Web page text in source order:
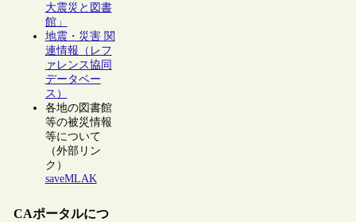
大震災と図書
館」
地震・災害 関
連情報（レフ
ァレンス協同
データベー
ス）
各地の図書館
等の被災情報
等について
（外部リン
ク）
saveMLAK
CAポータルにつ